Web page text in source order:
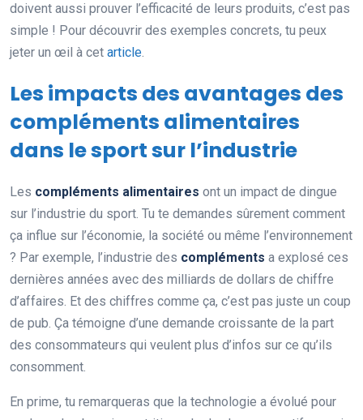
doivent aussi prouver l’efficacité de leurs produits, c’est pas
simple ! Pour découvrir des exemples concrets, tu peux
jeter un œil à cet article.
Les impacts des avantages des
compléments alimentaires
dans le sport sur l’industrie
Les compléments alimentaires ont un impact de dingue
sur l’industrie du sport. Tu te demandes sûrement comment
ça influe sur l’économie, la société ou même l’environnement
? Par exemple, l’industrie des compléments a explosé ces
dernières années avec des milliards de dollars de chiffre
d’affaires. Et des chiffres comme ça, c’est pas juste un coup
de pub. Ça témoigne d’une demande croissante de la part
des consommateurs qui veulent plus d’infos sur ce qu’ils
consomment.
En prime, tu remarqueras que la technologie a évolué pour